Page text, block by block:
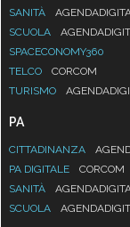
SANITÀ
SCUOLA
SPACECONOMY360
TELCO
CORCOM
TURISMO
PA
CITTADINANZA
PA DIGITALE
CORCOM
SANITÀ
SCUOLA